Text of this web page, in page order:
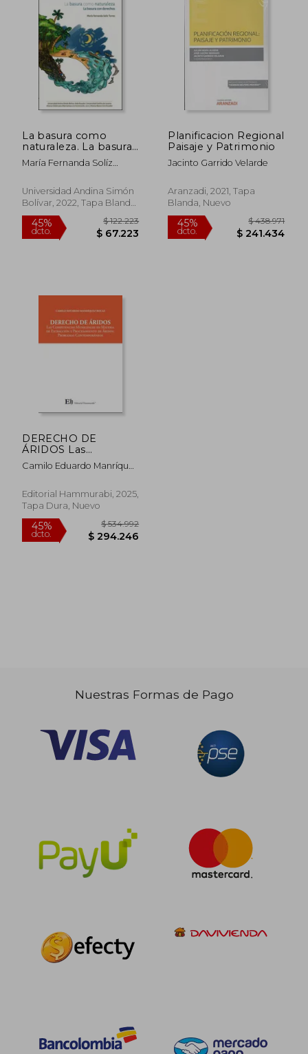
45%
dcto. $ 92.423
45%
dcto.
La basura como
naturaleza. La basura
con derechos
María Fernanda Solíz
Universidad Andina Simón
Bolívar, 2022, Tapa Blanda,
Nuevo
45%
dcto.
$ 122.223
$ 67.223
Planificacion Regional
Paisaje y Patrimonio
Jacinto Garrido Velarde
Aranzadi, 2021, Tapa
Blanda, Nuevo
DERECHO DE
ÁRIDOS Las
Competencias
Municipales en
y Procesamiento de
Áridos: Problemas
Camilo Eduardo Manríquez
Editorial Hammurabi, 2025,
Tapa Dura, Nuevo
45%
dcto. $ 294.246
Nuestras Formas de Pago